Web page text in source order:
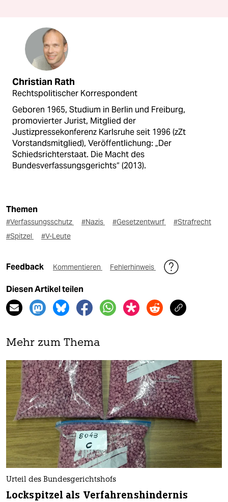
Christian Rath
Rechtspolitischer Korrespondent
Geboren 1965, Studium in Berlin und Freiburg,
promovierter Jurist, Mitglied der
Justizpressekonferenz Karlsruhe seit 1996 (zZt
Vorstandsmitglied), Veröffentlichung: „Der
Schiedsrichterstaat. Die Macht des
Bundesverfassungsgerichts“ (2013).
Themen
#Verfassungsschutz #Nazis #Gesetzentwurf
#Strafrecht
#Spitzel
#V-Leute
Feedback Kommentieren Fehlerhinweis
Diesen Artikel teilen
Mehr zum Thema
Urteil des Bundesgerichtshofs
Lockspitzel als Verfahrenshindernis